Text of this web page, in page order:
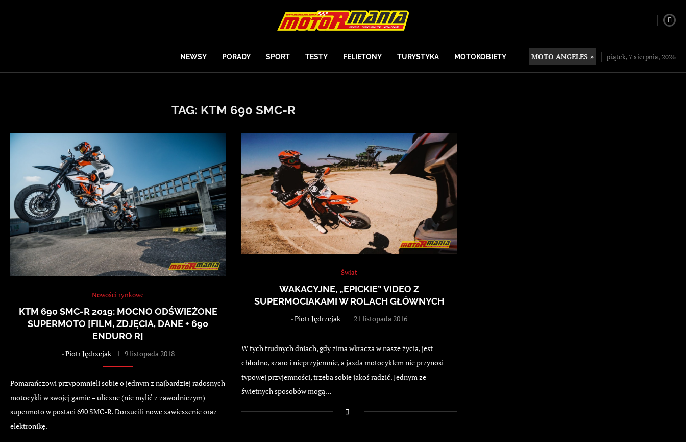
NEWSY PORADY SPORT TESTY FELIETONY TURYSTYKA MOTOKOBIETY MOTO ANGELES » piątek, 7 sierpnia, 2026
TAG: KTM 690 SMC-R
Nowości rynkowe
KTM 690 SMC-R 2019: MOCNO ODŚWIEŻONE
SUPERMOTO [FILM, ZDJĘCIA, DANE + 690
ENDURO R]
-Piotr Jędrzejak 9 listopada 2018
Pomarańczowi przypomnieli sobie o jednym z najbardziej radosnych
motocykli w swojej gamie – uliczne (nie mylić z zawodniczym)
supermoto w postaci 690 SMC-R. Dorzucili nowe zawieszenie oraz
elektronikę.
Świat
WAKACYJNE, „EPICKIE” VIDEO Z
SUPERMOCIAKAMI W ROLACH GŁÓWNYCH
-Piotr Jędrzejak 21 listopada 2016
W tych trudnych dniach, gdy zima wkracza w nasze życia, jest
chłodno, szaro i nieprzyjemnie, a jazda motocyklem nie przynosi
typowej przyjemności, trzeba sobie jakoś radzić. Jednym ze
świetnych sposobów mogą…